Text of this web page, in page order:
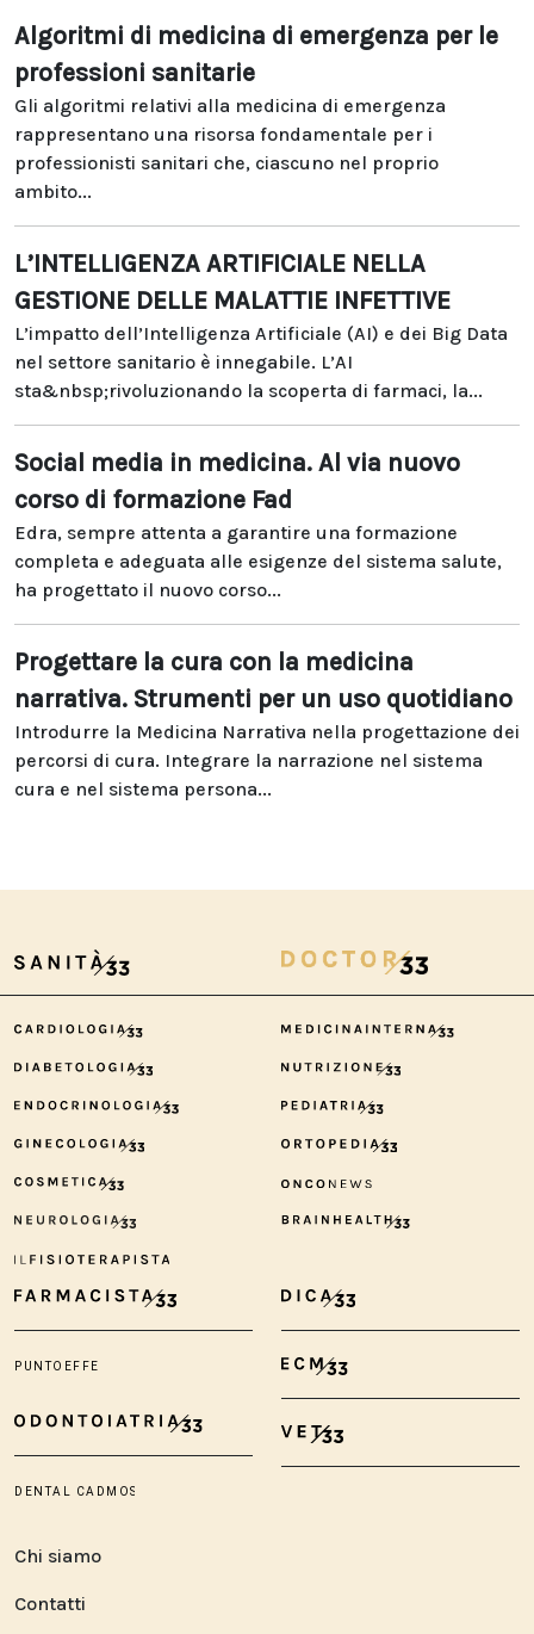
Algoritmi di medicina di emergenza per le
professioni sanitarie
Gli algoritmi relativi alla medicina di emergenza
rappresentano una risorsa fondamentale per i
professionisti sanitari che, ciascuno nel proprio
ambito...
L’INTELLIGENZA ARTIFICIALE NELLA
GESTIONE DELLE MALATTIE INFETTIVE
L’impatto dell’Intelligenza Artificiale (AI) e dei Big Data
nel settore sanitario è innegabile. L’AI
sta&nbsp;rivoluzionando la scoperta di farmaci, la...
Social media in medicina. Al via nuovo
corso di formazione Fad
Edra, sempre attenta a garantire una formazione
completa e adeguata alle esigenze del sistema salute,
ha progettato il nuovo corso...
Progettare la cura con la medicina
narrativa. Strumenti per un uso quotidiano
Introdurre la Medicina Narrativa nella progettazione dei
percorsi di cura. Integrare la narrazione nel sistema
cura e nel sistema persona...
Chi siamo
Contatti